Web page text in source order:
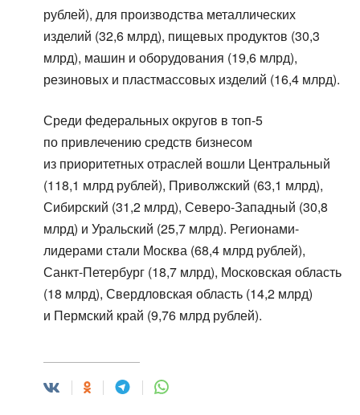
рублей), для производства металлических
изделий (32,6 млрд), пищевых продуктов (30,3
млрд), машин и оборудования (19,6 млрд),
резиновых и пластмассовых изделий (16,4 млрд).
Среди федеральных округов в топ-5
по привлечению средств бизнесом
из приоритетных отраслей вошли Центральный
(118,1 млрд рублей), Приволжский (63,1 млрд),
Сибирский (31,2 млрд), Северо-Западный (30,8
млрд) и Уральский (25,7 млрд). Регионами-
лидерами стали Москва (68,4 млрд рублей),
Санкт-Петербург (18,7 млрд), Московская область
(18 млрд), Свердловская область (14,2 млрд)
и Пермский край (9,76 млрд рублей).